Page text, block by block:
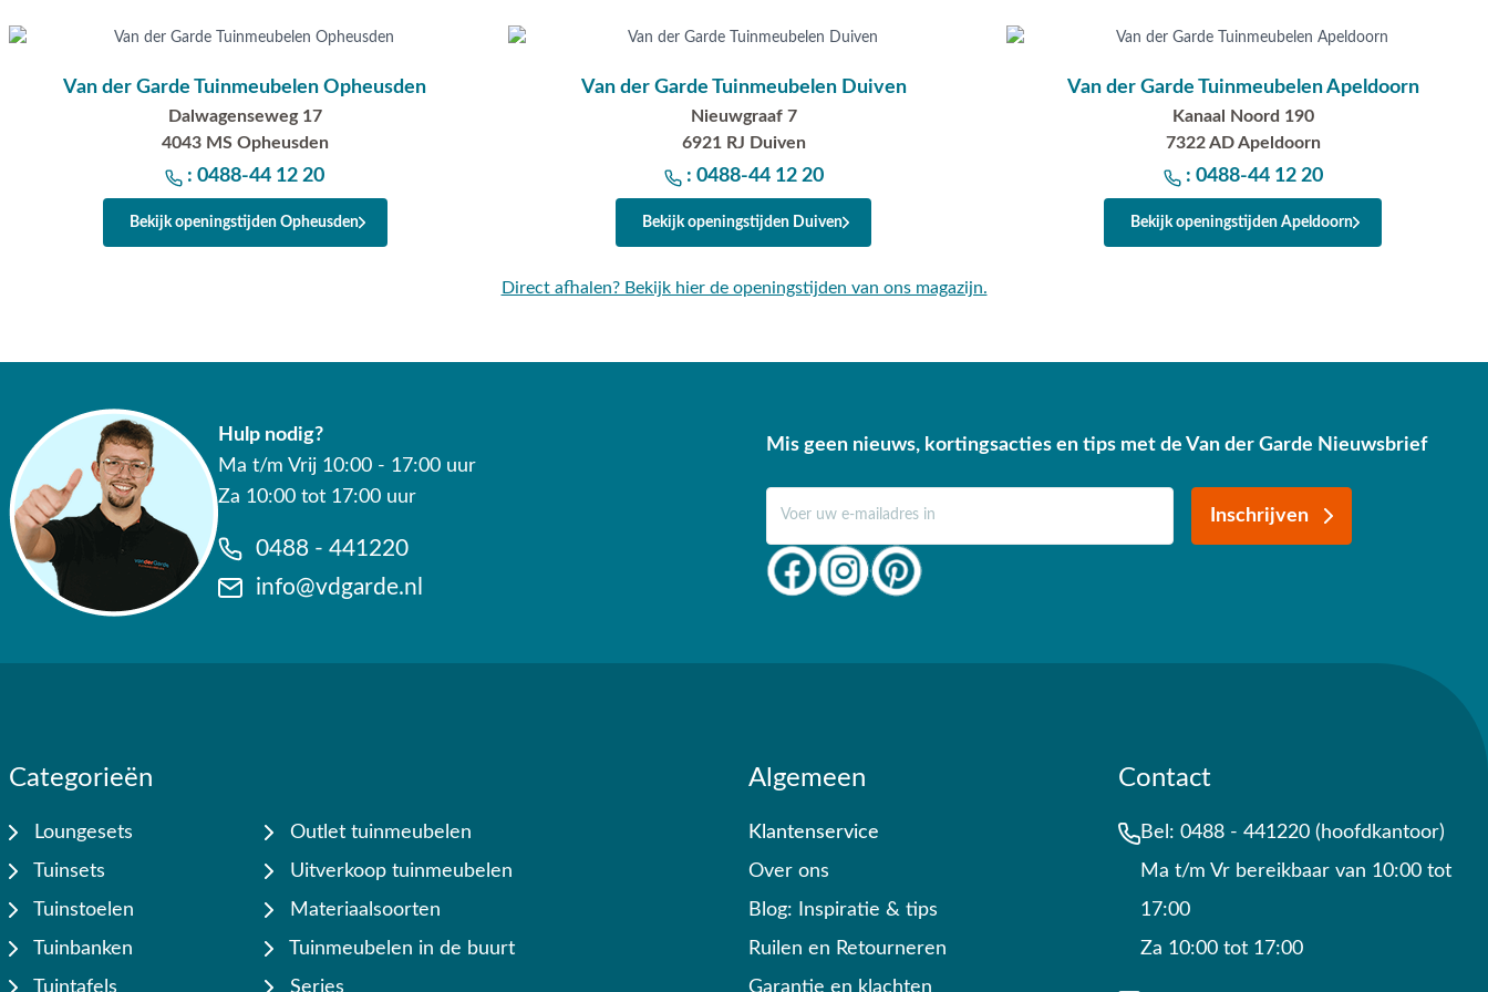
Van der Garde Tuinmeubelen Opheusden
Dalwagenseweg 17
4043 MS Opheusden
: 0488-44 12 20
Bekijk openingstijden Opheusden
Van der Garde Tuinmeubelen Duiven
Nieuwgraaf 7
6921 RJ Duiven
: 0488-44 12 20
Bekijk openingstijden Duiven
Van der Garde Tuinmeubelen Apeldoorn
Kanaal Noord 190
7322 AD Apeldoorn
: 0488-44 12 20
Bekijk openingstijden Apeldoorn
Direct afhalen? Bekijk hier de openingstijden van ons magazijn.
Hulp nodig?
Ma t/m Vrij 10:00 - 17:00 uur
Za 10:00 tot 17:00 uur
0488 - 441220
info@vdgarde.nl
Mis geen nieuws, kortingsacties en tips met de Van der Garde Nieuwsbrief
Inschrijven
Categorieën
Loungesets
Tuinsets
Tuinstoelen
Tuinbanken
Tuintafels
Outlet tuinmeubelen
Uitverkoop tuinmeubelen
Materiaalsoorten
Tuinmeubelen in de buurt
Series
Algemeen
Klantenservice
Over ons
Blog: Inspiratie & tips
Ruilen en Retourneren
Garantie en klachten
Contact
Bel: 0488 - 441220 (hoofdkantoor)
Ma t/m Vr bereikbaar van 10:00 tot
17:00
Za 10:00 tot 17:00